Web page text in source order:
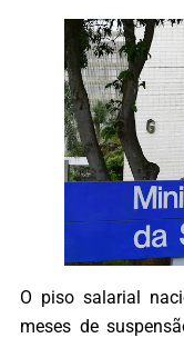
O piso salarial
meses de